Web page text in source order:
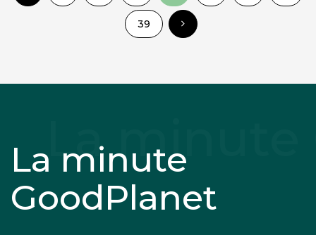
39
La minute
GoodPlanet